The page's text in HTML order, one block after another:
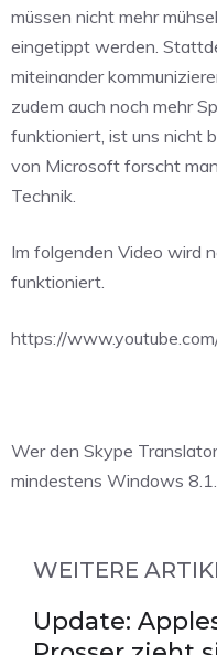
müssen nicht mehr
eingetippt werden.
miteinander
zudem auch noch mehr
funktioniert, ist uns nicht
von Microsoft forscht
Technik.
Im folgenden Video wird
funktioniert.
https://
Wer den Skype
mindestens Windows 8.1.
WEITERE
Update: